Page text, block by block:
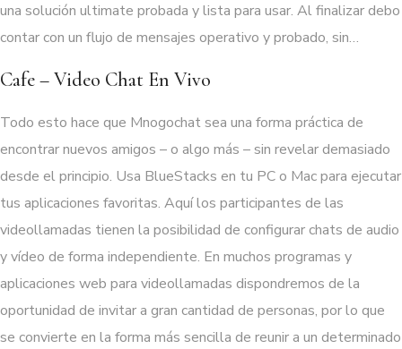
una solución ultimate probada y lista para usar. Al finalizar debo
contar con un flujo de mensajes operativo y probado, sin…
Cafe – Video Chat En Vivo
Todo esto hace que Mnogochat sea una forma práctica de
encontrar nuevos amigos – o algo más – sin revelar demasiado
desde el principio. Usa BlueStacks en tu PC o Mac para ejecutar
tus aplicaciones favoritas. Aquí los participantes de las
videollamadas tienen la posibilidad de configurar chats de audio
y vídeo de forma independiente. En muchos programas y
aplicaciones web para videollamadas dispondremos de la
oportunidad de invitar a gran cantidad de personas, por lo que
se convierte en la forma más sencilla de reunir a un determinado